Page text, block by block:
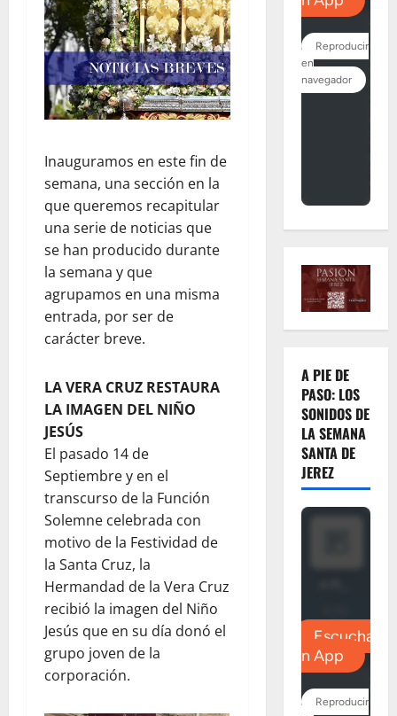
Inauguramos en este fin de
semana, una sección en la
que queremos recapitular
una serie de noticias que
se han producido durante
la semana y que
agrupamos en una misma
entrada, por ser de
carácter breve.
LA VERA CRUZ RESTAURA
LA IMAGEN DEL NIÑO
JESÚS
El pasado 14 de
Septiembre y en el
transcurso de la Función
Solemne celebrada con
motivo de la Festividad de
la Santa Cruz, la
Hermandad de la Vera Cruz
recibió la imagen del Niño
Jesús que en su día donó el
grupo joven de la
corporación.
A PIE DE
PASO: LOS
SONIDOS DE
LA SEMANA
SANTA DE
JEREZ